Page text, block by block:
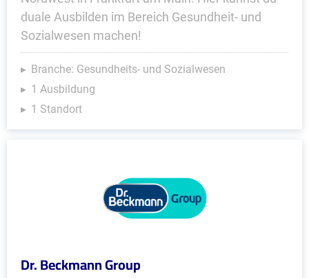
duale Ausbilden im Bereich Gesundheit- und
Sozialwesen machen!
Branche: Gesundheits- und Sozialwesen
1 Ausbildung
1 Standort
Dr. Beckmann Group